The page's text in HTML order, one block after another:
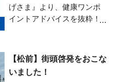
げさま』より、健康ワンポ
イントアドバイスを抜粋！7
健康習慣」です。 夏バテの
原因や熱中症との違い、暑
い季節を元気に乗り切るた
【松前】街頭啓発をおこな
いました！